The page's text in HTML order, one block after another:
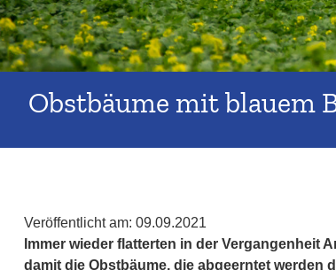
Obstbäume mit blauem
Veröffentlicht am: 09.09.2021
Immer wieder flatterten in der Vergangenheit
damit die Obstbäume, die abgeerntet werden